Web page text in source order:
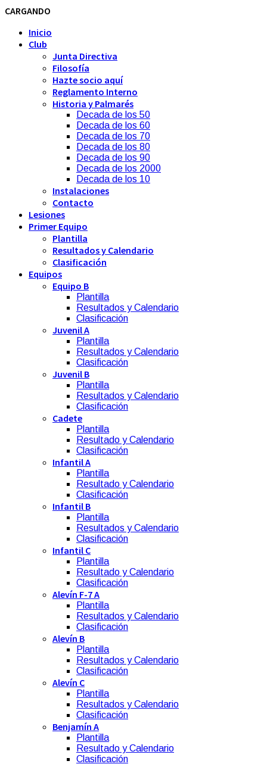
CARGANDO
Inicio
Club
Junta Directiva
Filosofía
Hazte socio aquí
Reglamento Interno
Historia y Palmarés
Decada de los 50
Decada de los 60
Decada de los 70
Decada de los 80
Decada de los 90
Decada de los 2000
Decada de los 10
Instalaciones
Contacto
Lesiones
Primer Equipo
Plantilla
Resultados y Calendario
Clasificación
Equipos
Equipo B
Plantilla
Resultados y Calendario
Clasificación
Juvenil A
Plantilla
Resultados y Calendario
Clasificación
Juvenil B
Plantilla
Resultados y Calendario
Clasificación
Cadete
Plantilla
Resultado y Calendario
Clasificación
Infantil A
Plantilla
Resultado y Calendario
Clasificación
Infantil B
Plantilla
Resultados y Calendario
Clasificación
Infantil C
Plantilla
Resultado y Calendario
Clasificación
Alevín F-7 A
Plantilla
Resultados y Calendario
Clasificación
Alevín B
Plantilla
Resultados y Calendario
Clasificación
Alevín C
Plantilla
Resultados y Calendario
Clasificación
Benjamín A
Plantilla
Resultado y Calendario
Clasificación